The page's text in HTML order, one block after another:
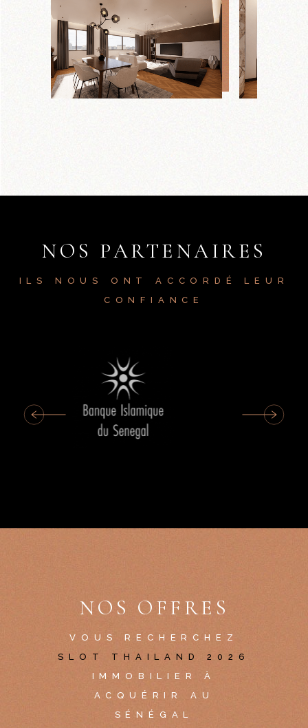
NOS PARTENAIRES
ILS NOUS ONT ACCORDÉ LEUR
CONFIANCE
NOS OFFRES
VOUS RECHERCHEZ
SLOT THAILAND 2026
IMMOBILIER À
ACQUÉRIR AU
SÉNÉGAL